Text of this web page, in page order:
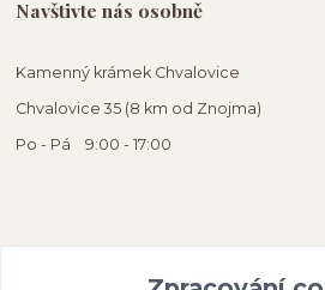
Navštivte nás osobně
Kamenný krámek Chvalovice
Chvalovice 35 (8 km od Znojma)
Po - Pá 9:00 - 17:00